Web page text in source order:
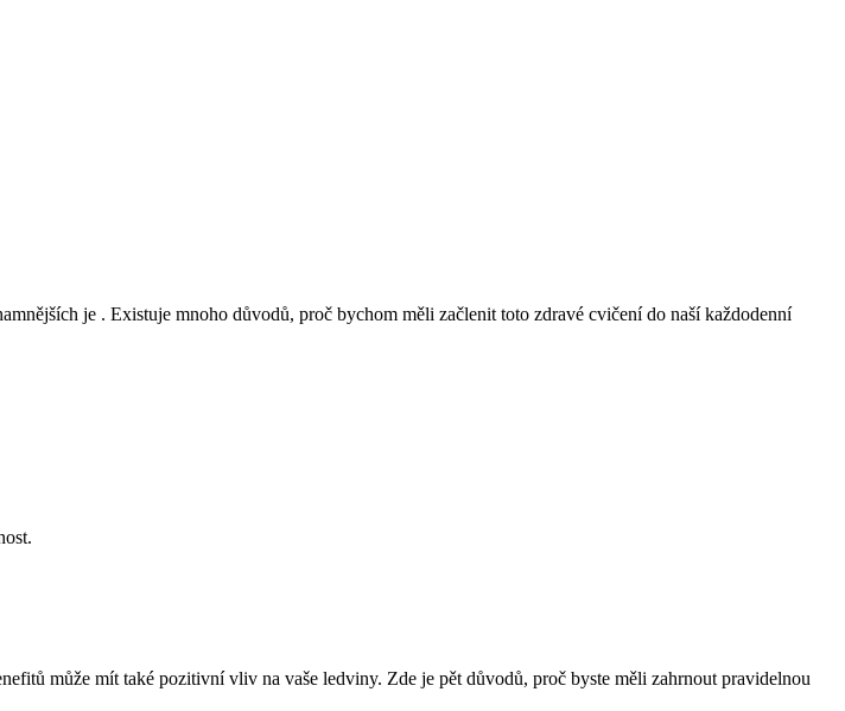
je . Existuje mnoho důvodů, proč bychom měli začlenit toto zdravé cvičení do naší každodenní
může mít také pozitivní vliv na vaše ledviny. Zde je pět důvodů, proč byste měli zahrnout pravidelnou